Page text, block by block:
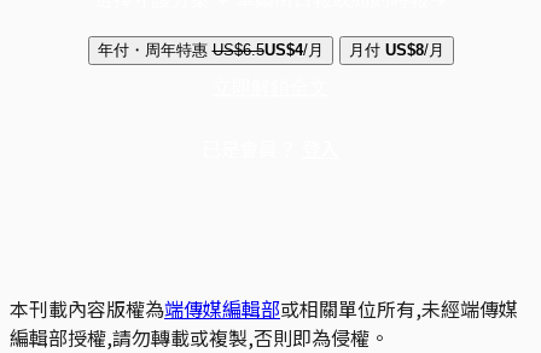
年付・周年特惠 US$6.5US$4/月 月付 US$8/月
本刊載內容版權為端傳媒編輯部或相關單位所有,未經端傳媒
編輯部授權,請勿轉載或複製,否則即為侵權。